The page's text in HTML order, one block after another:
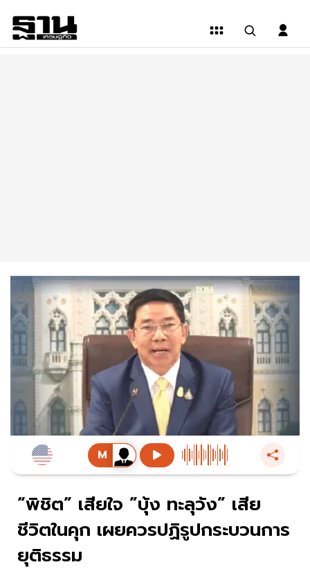
“พิชิต” เสียใจ ”บุ้ง ทะลุวัง” เสีย
ชีวิตในคุก เผยควรปฏิรูปกระบวนการ
ยุติธรรม